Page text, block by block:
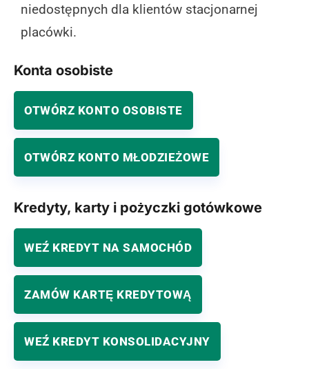
niedostępnych dla klientów stacjonarnej
placówki.
Konta osobiste
OTWÓRZ KONTO OSOBISTE
OTWÓRZ KONTO MŁODZIEŻOWE
Kredyty, karty i pożyczki gotówkowe
WEŹ KREDYT NA SAMOCHÓD
ZAMÓW KARTĘ KREDYTOWĄ
WEŹ KREDYT KONSOLIDACYJNY